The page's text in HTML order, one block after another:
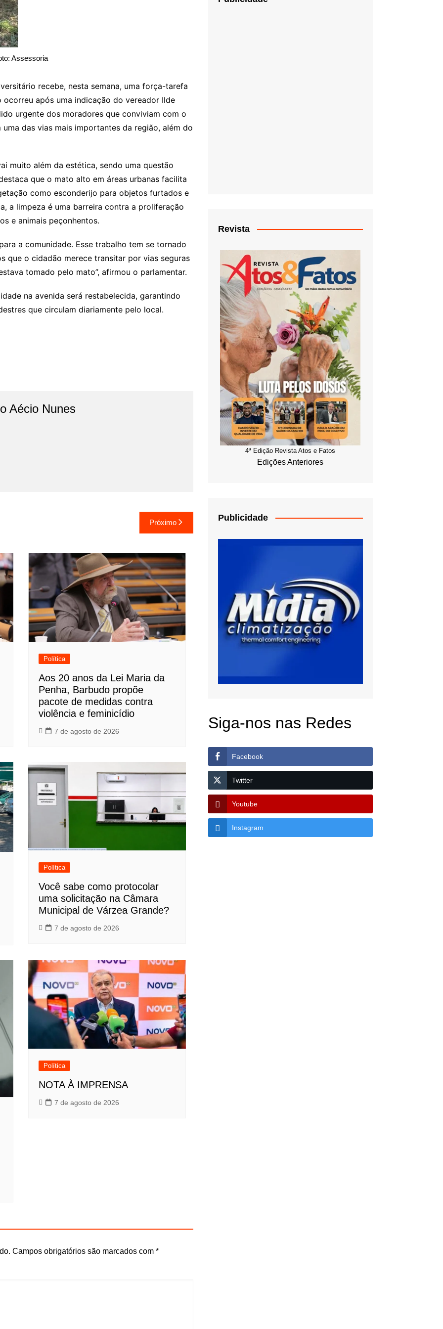
Assessoria
recebe, nesta semana, uma força-tarefa
após uma indicação do vereador Ilde
urgente dos moradores que conviviam com o
das vias mais importantes da região, além do
muito além da estética, sendo uma questão
que o mato alto em áreas urbanas facilita
como esconderijo para objetos furtados e
a limpeza é uma barreira contra a proliferação
e animais peçonhentos.
a comunidade. Esse trabalho tem se tornado
que o cidadão merece transitar por vias seguras
tomado pelo mato”, afirmou o parlamentar.
na avenida será restabelecida, garantindo
que circulam diariamente pelo local.
Aécio Nunes
Próximo
Política
Aos 20 anos da Lei Maria da
Penha, Barbudo propõe
pacote de medidas contra
violência e feminicídio
7 de agosto de 2026
Política
Você sabe como protocolar
uma solicitação na Câmara
Municipal de Várzea Grande?
7 de agosto de 2026
Política
NOTA À IMPRENSA
7 de agosto de 2026
Campos obrigatórios são marcados com *
Revista
4ª Edição Revista Atos e Fatos
Edições Anteriores
Publicidade
Siga-nos nas Redes
Facebook
Twitter
Youtube
Instagram